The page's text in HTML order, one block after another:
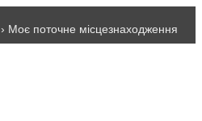
› Моє поточне місцезнаходження